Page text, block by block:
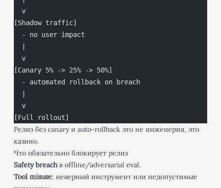
  v
[Shadow traffic]
  - no user impact
  v
[Canary 5% -> 25% -> 50%]
  - automated rollback on breach
  v
[Full rollout]
Релиз без canary и auto-rollback это не инженерия, это
казино.
Что обязательно блокирует релиз
Safety breachв offline/adversarial eval.
Tool misuse: неверный инструмент или недопустимые